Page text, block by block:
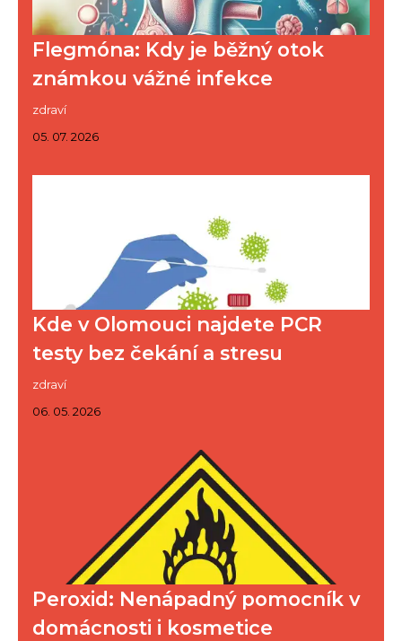
Flegmóna: Kdy je běžný otok
známkou vážné infekce
zdraví
05. 07. 2026
Kde v Olomouci najdete PCR
testy bez čekání a stresu
zdraví
06. 05. 2026
Peroxid: Nenápadný pomocník v
domácnosti i kosmetice